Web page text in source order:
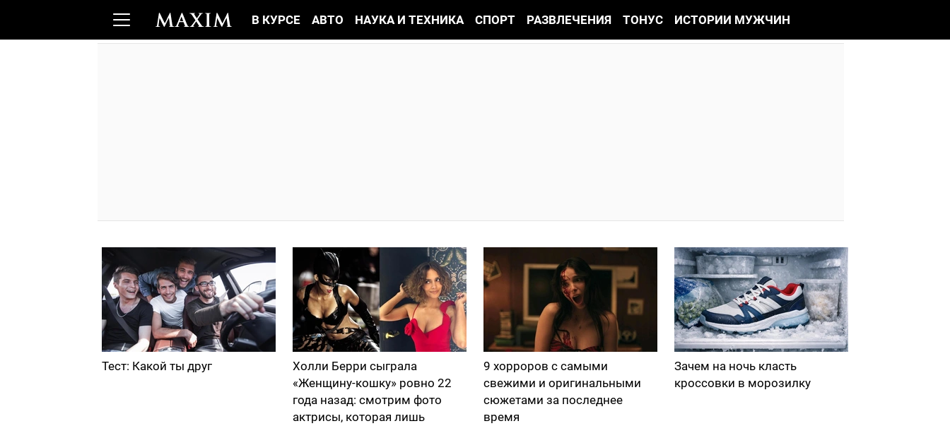
В КУРСЕ АВТО НАУКА И ТЕХНИКА СПОРТ РАЗВЛЕЧЕНИЯ ТОНУС ИСТОРИИ МУЖЧИН
Тест: Какой ты друг
Холли Берри сыграла
«Женщину-кошку» ровно 22
года назад: смотрим фото
актрисы, которая лишь
9 хорроров с самыми
свежими и оригинальными
сюжетами за последнее
время
Зачем на ночь класть
кроссовки в морозилку